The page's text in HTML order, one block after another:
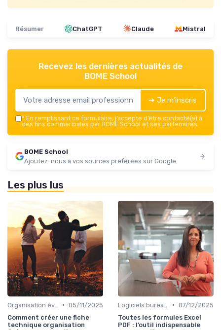
Résumer ChatGPT Claude Mistral
Recevez les dernières actualités de
BOME School
➔ Je m'inscris
* En remplissant ce formulaire, j’accepte d’être contacté(e) à
des fins commerciales par BOME School et ses partenaires.
BOME School
Ajoutez-nous à vos sources préférées sur Google
Les plus lus
• 05/11/2025
Comment créer une fiche
technique organisation
• 07/12/2025
Toutes les formules Excel
PDF : l’outil indispensable